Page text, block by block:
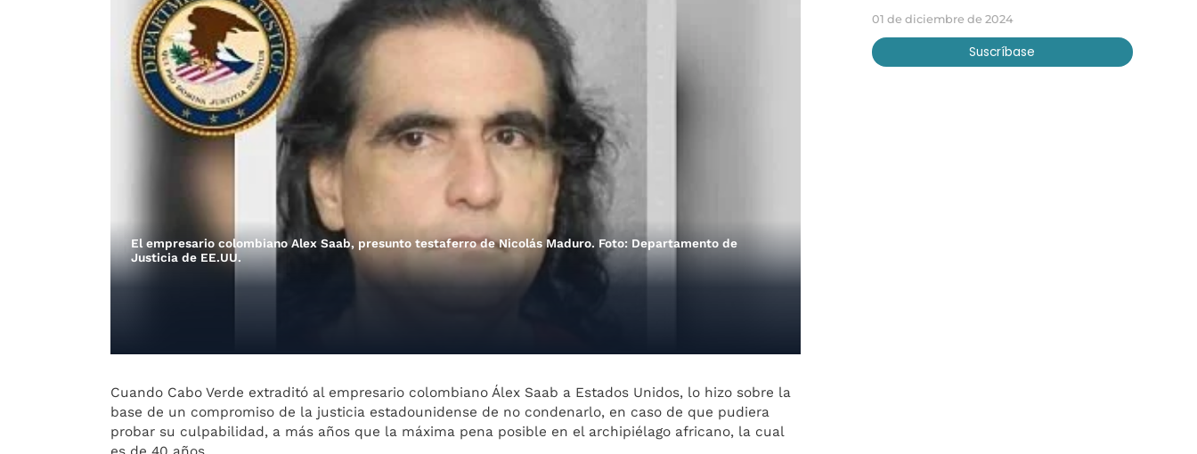
El empresario colombiano Alex Saab, presunto testaferro de Nicolás Maduro. Foto: Departamento de
Justicia de EE.UU.
Cuando Cabo Verde extraditó al empresario colombiano Álex Saab a Estados Unidos, lo hizo sobre la
base de un compromiso de la justicia estadounidense de no condenarlo, en caso de que pudiera
probar su culpabilidad, a más años que la máxima pena posible en el archipiélago africano, la cual
01 de diciembre de 2024
Suscríbase